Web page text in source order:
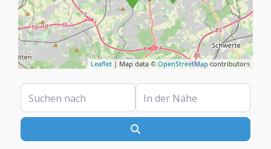
Leaflet | Map data © OpenStreetMapcontributors
Suchen nach In der Nähe